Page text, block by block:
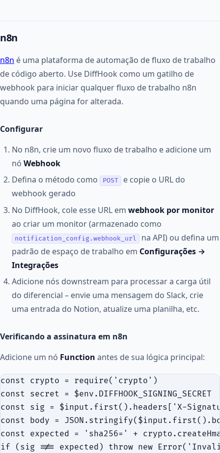
n8n
n8n é uma plataforma de automação de fluxo de trabalho
de código aberto. Use DiffHook como um gatilho de
webhook para iniciar qualquer fluxo de trabalho n8n
quando uma página for alterada.
Configurar
No n8n, crie um novo fluxo de trabalho e adicione um
nó Webhook
Defina o método como
POST
e copie o URL do
webhook gerado
No DiffHook, cole esse URL em webhook por monitor
ao criar um monitor (armazenado como
notification_config.webhook_url
na API) ou defina um
padrão de espaço de trabalho em Configurações →
Integrações
Adicione nós downstream para processar a carga útil
do diferencial – envie uma mensagem do Slack, crie
uma entrada do Notion, atualize uma planilha, etc.
Verificando a assinatura em n8n
Adicione um nó Function antes de sua lógica principal:
const crypto = require('crypto')
const secret = $env.DIFFHOOK_SIGNING_SECRET
const sig = $input.first().headers['X-
const body =
const expected = 'sha256=' +
if (sig !== expected) throw new